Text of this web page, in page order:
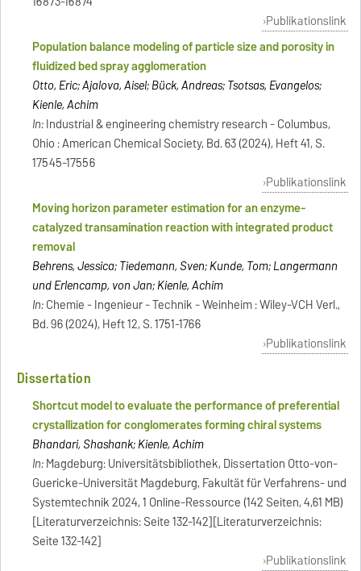
Publikationslink
Population balance modeling of particle size and porosity in
fluidized bed spray agglomeration
Otto, Eric; Ajalova, Aisel; Bück, Andreas; Tsotsas, Evangelos;
Kienle, Achim
In:Industrial & engineering chemistry research - Columbus,
Ohio : American Chemical Society, Bd. 63 (2024), Heft 41, S.
17545-17556
Publikationslink
Moving horizon parameter estimation for an enzyme‐
catalyzed transamination reaction with integrated product
removal
Behrens, Jessica; Tiedemann, Sven; Kunde, Tom; Langermann
und Erlencamp, von Jan; Kienle, Achim
In:Chemie - Ingenieur - Technik - Weinheim : Wiley-VCH Verl.,
Bd. 96 (2024), Heft 12, S. 1751-1766
Publikationslink
Dissertation
Shortcut model to evaluate the performance of preferential
crystallization for conglomerates forming chiral systems
Bhandari, Shashank; Kienle, Achim
In:Magdeburg: Universitätsbibliothek, Dissertation Otto-von-
Guericke-Universität Magdeburg, Fakultät für Verfahrens- und
Systemtechnik 2024, 1 Online-Ressource (142 Seiten, 4,61 MB)
[Literaturverzeichnis: Seite 132-142][Literaturverzeichnis:
Seite 132-142]
Publikationslink